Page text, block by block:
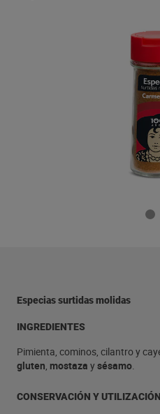
Especias surtidas molidas
INGREDIENTES
Pimienta, cominos, cilantro y
gluten, mostaza ysésamo.
CONSERVACIÓN Y UTILIZACIÓN